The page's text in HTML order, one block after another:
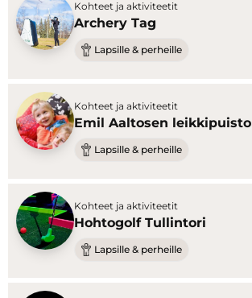
Kohteet ja aktiviteetit
Archery Tag
Lapsille & perheille
Kohteet ja aktiviteetit
Emil Aaltosen leikkipuisto
Lapsille & perheille
Kohteet ja aktiviteetit
Hohtogolf Tullintori
Lapsille & perheille